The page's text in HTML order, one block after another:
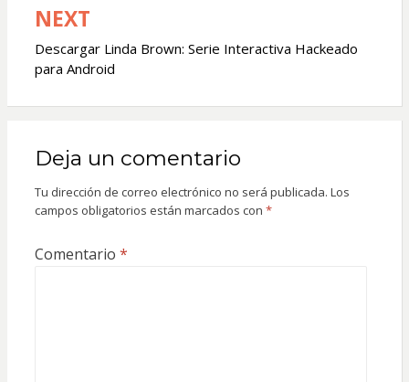
NEXT
Descargar Linda Brown: Serie Interactiva Hackeado
para Android
Deja un comentario
Tu dirección de correo electrónico no será publicada. Los
campos obligatorios están marcados con *
Comentario *